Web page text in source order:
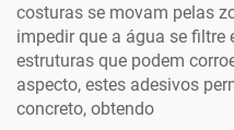
costuras se movam pelas
impedir que a água se filtre
estruturas que podem
aspecto, estes adesivos
concreto, obtendo